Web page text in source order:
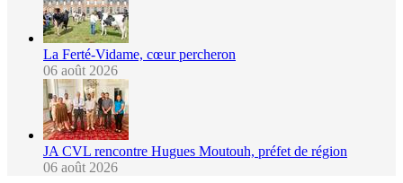
La Ferté-Vidame, cœur percheron
06 août 2026
JA CVL rencontre Hugues Moutouh, préfet de région
06 août 2026